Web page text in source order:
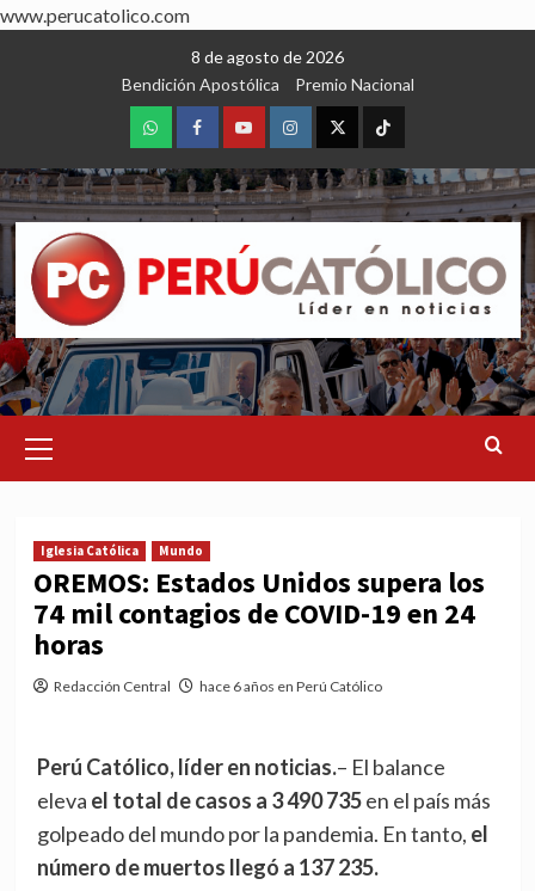
www.perucatolico.com
8 de agosto de 2026
Bendición Apostólica
Premio Nacional
WhatsAppFacebookYoutubeInstagram
X TikTok
Menu
Iglesia Católica Mundo
OREMOS: Estados Unidos supera los
74 mil contagios de COVID-19 en 24
horas
Redacción Central hace 6 años en Perú Católico
Perú Católico, líder en noticias.– El balance
eleva el total de casos a 3 490 735en el país más
golpeado del mundo por la pandemia. En tanto, el
número de muertos llegó a 137 235.